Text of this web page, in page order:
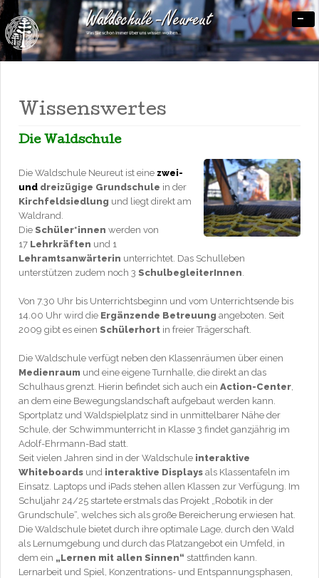
Waldschule-Neureut
Was Sie schon immer über uns wissen wollten…
-
Wissenswertes
Die Waldschule
Die Waldschule Neureut ist eine zwei-
und dreizügige Grundschule in der
Kirchfeldsiedlung und liegt direkt am
Waldrand.
Die Schüler*innen werden von
17 Lehrkräften und 1
Lehramtsanwärterin unterrichtet. Das Schulleben
unterstützen zudem noch 3 SchulbegleiterInnen.
Von 7.30 Uhr bis Unterrichtsbeginn und vom Unterrichtsende bis
14.00 Uhr wird die Ergänzende Betreuung angeboten. Seit
2009 gibt es einen Schülerhort in freier Trägerschaft.
Die Waldschule verfügt neben den Klassenräumen über einen
Medienraum und eine eigene Turnhalle, die direkt an das
Schulhaus grenzt. Hierin befindet sich auch ein Action-Center,
an dem eine Bewegungslandschaft aufgebaut werden kann.
Sportplatz und Waldspielplatz sind in unmittelbarer Nähe der
Schule, der Schwimmunterricht in Klasse 3 findet ganzjährig im
Adolf-Ehrmann-Bad statt.
Seit vielen Jahren sind in der Waldschule interaktive
Whiteboards und interaktive Displays als Klassentafeln im
Einsatz. Laptops und iPads stehen allen Klassen zur Verfügung. Im
Schuljahr 24/25 startete erstmals das Projekt „Robotik in der
Grundschule“, welches sich als große Bereicherung erwiesen hat.
Die Waldschule bietet durch ihre optimale Lage, durch den Wald
als Lernumgebung und durch das Platzangebot ein Umfeld, in
dem ein „Lernen mit allen Sinnen“ stattfinden kann.
Lernarbeit und Spiel, Konzentrations- und Entspannungsphasen,